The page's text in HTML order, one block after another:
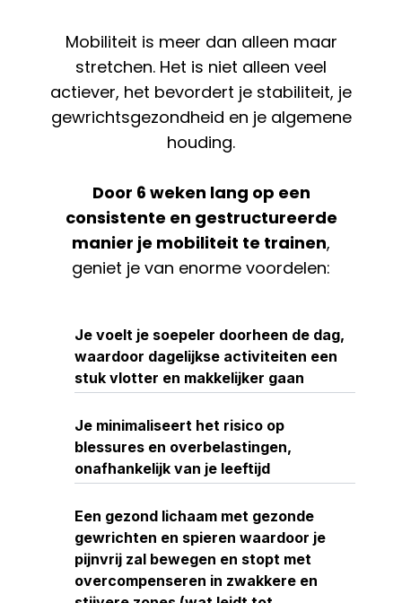
Mobiliteit is meer dan alleen maar
stretchen. Het is niet alleen veel
actiever, het bevordert je stabiliteit, je
gewrichtsgezondheid en je algemene
houding.
Door 6 weken lang op een
consistente en gestructureerde
manier je mobiliteit te trainen,
geniet je van enorme voordelen:
Je voelt je soepeler doorheen de dag,
waardoor dagelijkse activiteiten een
stuk vlotter en makkelijker gaan
Je minimaliseert het risico op
blessures en overbelastingen,
onafhankelijk van je leeftijd
Een gezond lichaam met gezonde
gewrichten en spieren waardoor je
pijnvrij zal bewegen en stopt met
overcompenseren in zwakkere en